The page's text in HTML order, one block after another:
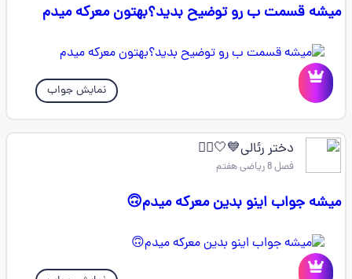
میشه قسمت ب رو توضیح بدید؟بهتون معرکه میدم
نمایش جواب
دختر رئالی💙🤍✌🏻
فصل 8 ریاضی هفتم
میشه جواب اینو بدین معرکه میدم🙃